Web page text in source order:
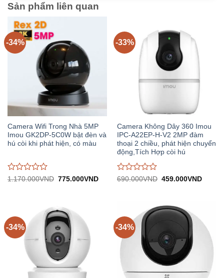
Sản phẩm liên quan
-34%
Camera Wifi Trong Nhà 5MP
Imou GK2DP-5C0W bật đèn và
hú còi khi phát hiện, có màu
Được
5
1.170.000VND Giá
775.000VNDGiá
-33%
Camera Không Dây 360 Imou
IPC-A22EP-H-V2 2MP đàm
thoại 2 chiều, phát hiện chuyển
động,Tích Hợp còi hú
Được
5
690.000VND Giá
459.000VNDGiá
-34% -34%